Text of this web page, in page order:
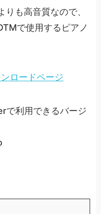
も高音質なので、
で使用するピアノ
ロードページ
で利用できるバージ